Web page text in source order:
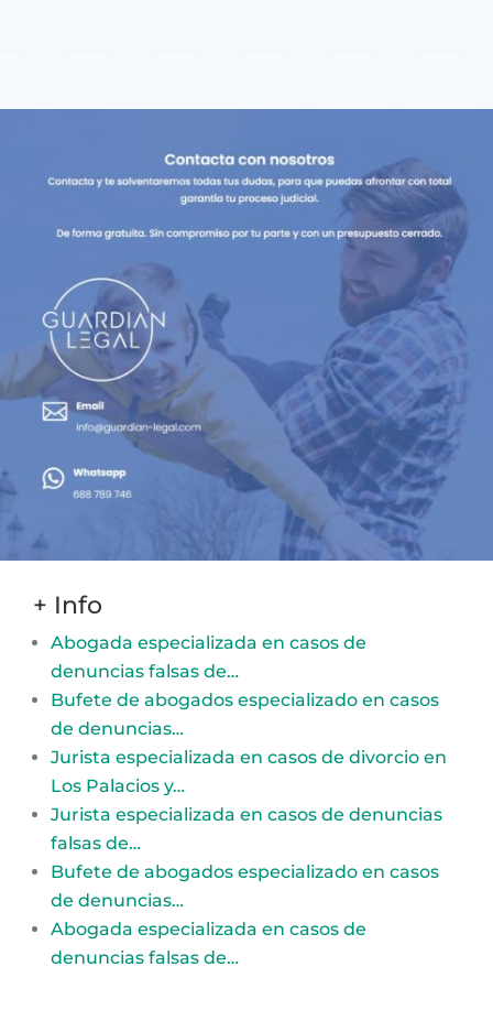
+ Info
Abogada especializada en casos de
denuncias falsas de…
Bufete de abogados especializado en casos
de denuncias…
Jurista especializada en casos de divorcio en
Los Palacios y…
Jurista especializada en casos de denuncias
falsas de…
Bufete de abogados especializado en casos
de denuncias…
Abogada especializada en casos de
denuncias falsas de…